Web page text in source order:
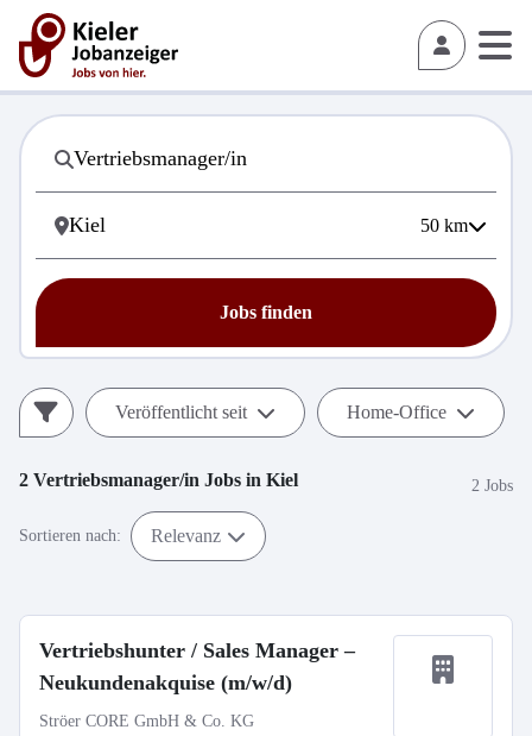
50 km
Jobs finden
Veröffentlicht seit Home-Office
2 Vertriebsmanager/in Jobs in Kiel 2 Jobs
Sortieren nach: Relevanz
Vertriebshunter / Sales Manager –
Neukundenakquise (m/w/d)
Ströer CORE GmbH & Co. KG